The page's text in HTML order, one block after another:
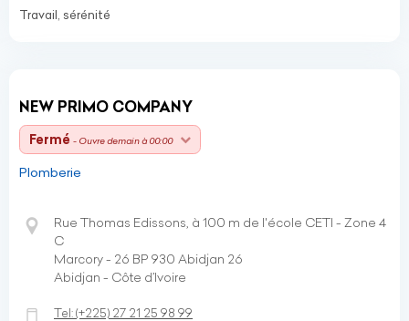
Travail, sérénité
NEW PRIMO COMPANY
Fermé - Ouvre demain à 00:00
Plomberie
Rue Thomas Edissons, à 100 m de l'école CETI - Zone 4
C
Marcory - 26 BP 930 Abidjan 26
Abidjan - Côte d’Ivoire
Tel:(+225) 27 21 25 98 99